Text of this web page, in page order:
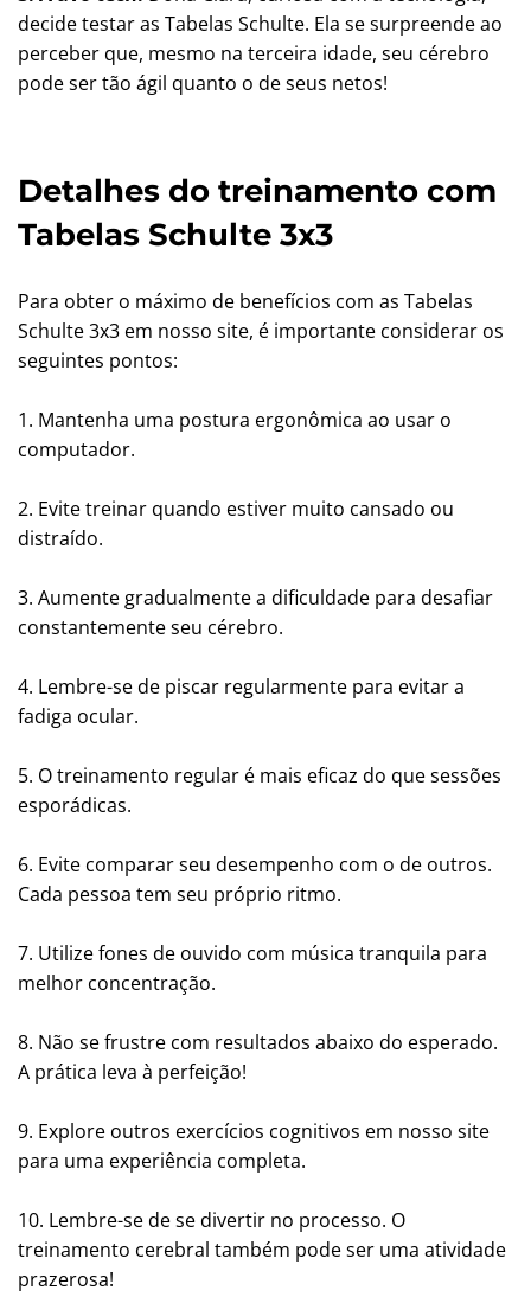
decide testar as Tabelas Schulte. Ela se surpreende ao
perceber que, mesmo na terceira idade, seu cérebro
pode ser tão ágil quanto o de seus netos!
Detalhes do treinamento com
Tabelas Schulte 3x3
Para obter o máximo de benefícios com as Tabelas
Schulte 3x3 em nosso site, é importante considerar os
seguintes pontos:
1. Mantenha uma postura ergonômica ao usar o
computador.
2. Evite treinar quando estiver muito cansado ou
distraído.
3. Aumente gradualmente a dificuldade para desafiar
constantemente seu cérebro.
4. Lembre-se de piscar regularmente para evitar a
fadiga ocular.
5. O treinamento regular é mais eficaz do que sessões
esporádicas.
6. Evite comparar seu desempenho com o de outros.
Cada pessoa tem seu próprio ritmo.
7. Utilize fones de ouvido com música tranquila para
melhor concentração.
8. Não se frustre com resultados abaixo do esperado.
A prática leva à perfeição!
9. Explore outros exercícios cognitivos em nosso site
para uma experiência completa.
10. Lembre-se de se divertir no processo. O
treinamento cerebral também pode ser uma atividade
prazerosa!